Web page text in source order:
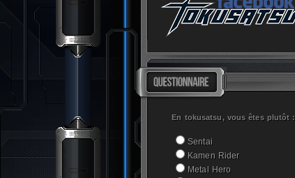
En tokusatsu, vous êtes plutôt :
Sentai
Kamen Rider
Metal Hero